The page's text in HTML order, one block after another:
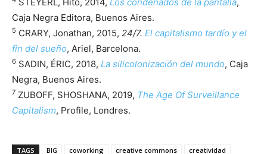
Caja Negra Editora, Buenos Aires.
5 CRARY, Jonathan, 2015, 24/7. El capitalismo tardío y el
fin del sueño, Ariel, Barcelona.
6 SADIN, ÉRIC, 2018, La silicolonización del mundo, Caja
Negra, Buenos Aires.
7 ZUBOFF, SHOSHANA, 2019, The Age Of Surveillance
Capitalism, Profile, Londres.
TAGS BIG coworking creative commons creatividad